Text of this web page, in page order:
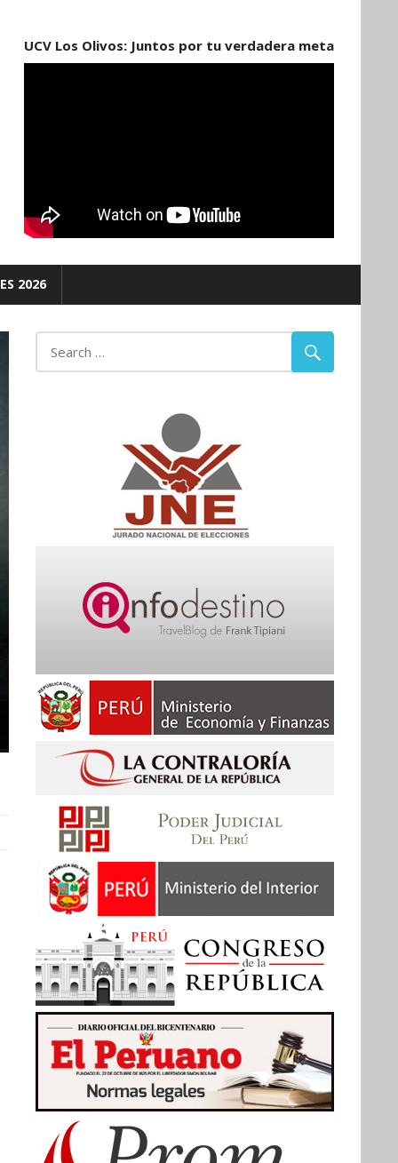
UCV Los Olivos: Juntos por tu verdadera meta
2026